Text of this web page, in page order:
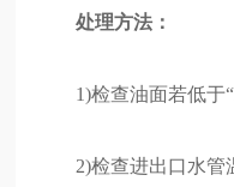
处理方法：
1)检查油面若低于
2)检查进出口水管